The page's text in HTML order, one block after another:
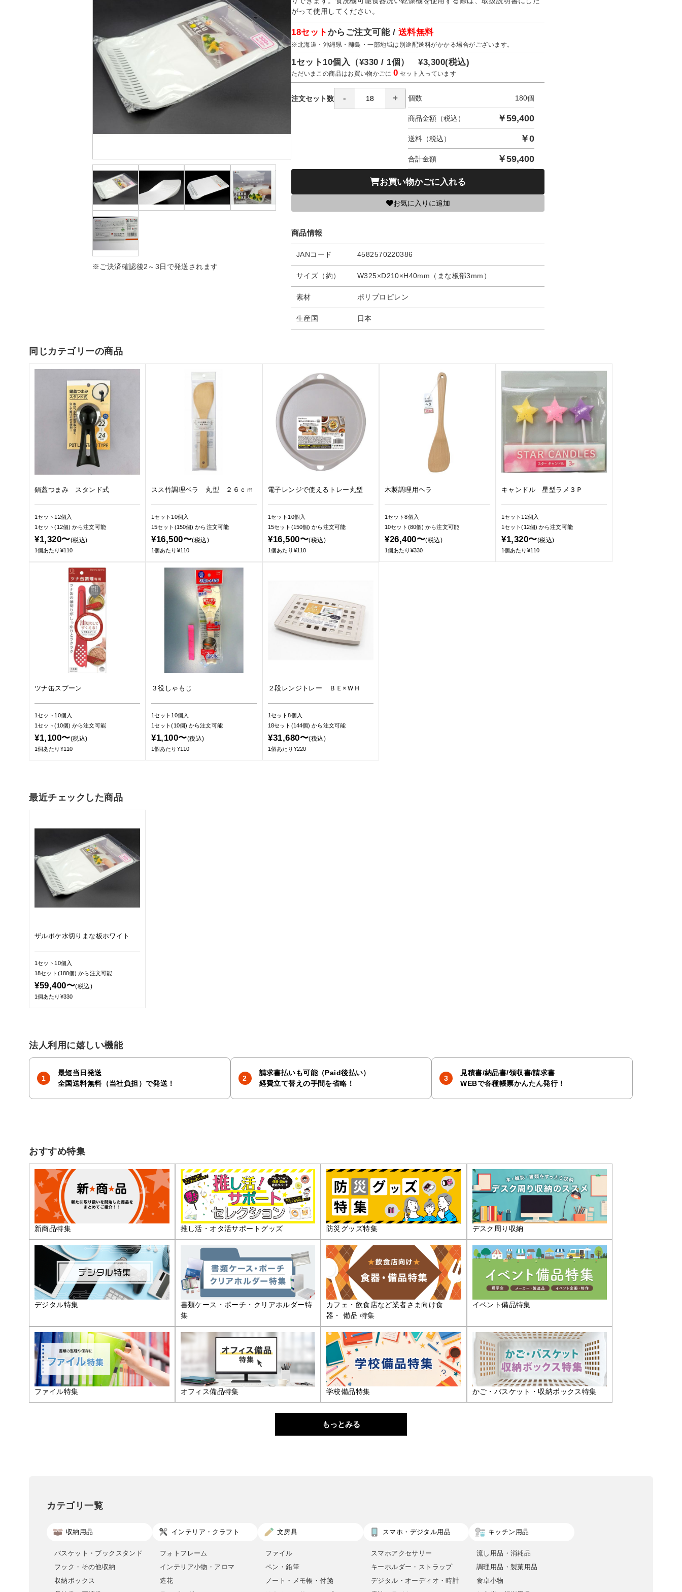
※ご決済確認後2～3日で発送されます
がって使用してください。
18セット からご注文可能 / 送料無料
※北海道・沖縄県・離島・一部地域は別途配送料がかかる場合がございます。
1セット10個入（¥330 / 1個）¥3,300(税込)
ただいまこの商品はお買い物かごに0 セット入っています
注文セット数 個数 180個
商品金額（税込） ￥59,400
送料（税込） ￥0
合計金額 ￥59,400
お買い物かごに入れる
お気に入りに追加
商品情報
JANコード 4582570220386
サイズ（約） W325×D210×H40mm（まな板部3mm）
素材 ポリプロピレン
生産国 日本
同じカテゴリーの商品
鍋蓋つまみ スタンド式
1セット12個入
1セット(12個)から注文可能
¥1,320〜(税込)
1個あたり¥110
スス竹調理ベラ 丸型 ２６ｃｍ
1セット10個入
15セット(150個)から注文可能
¥16,500〜(税込)
1個あたり¥110
電子レンジで使えるトレー丸型
1セット10個入
15セット(150個)から注文可能
¥16,500〜(税込)
1個あたり¥110
木製調理用ヘラ
1セット8個入
10セット(80個)から注文可能
¥26,400〜(税込)
1個あたり¥330
キャンドル 星型ラメ３Ｐ
1セット12個入
1セット(12個)から注文可能
¥1,320〜(税込)
1個あたり¥110
ツナ缶スプーン
1セット10個入
1セット(10個)から注文可能
¥1,100〜(税込)
1個あたり¥110
３役しゃもじ
1セット10個入
1セット(10個)から注文可能
¥1,100〜(税込)
1個あたり¥110
２段レンジトレー ＢＥ×ＷＨ
1セット8個入
18セット(144個)から注文可能
¥31,680〜(税込)
1個あたり¥220
最近チェックした商品
ザルポケ水切りまな板ホワイト
1セット10個入
18セット(180個)から注文可能
¥59,400〜(税込)
1個あたり¥330
法人利用に嬉しい機能
最短当日発送
全国送料無料（当社負担）で発送！
請求書払いも可能（Paid後払い）
経費立て替えの手間を省略！
見積書/納品書/領収書/請求書
WEBで各種帳票かんたん発行！
おすすめ特集
新商品特集 推し活・オタ活サポートグッズ 防災グッズ特集 デスク周り収納
デジタル特集
書類ケース・ポーチ・クリアホルダー特
集
カフェ・飲食店など業者さま向け食
器・ 備品 特集
イベント備品特集
ファイル特集 オフィス備品特集 学校備品特集 かご・バスケット・収納ボックス特集
もっとみる
カテゴリ一覧
収納用品
バスケット・ブックスタンド
フック・その他収納
収納ボックス
インテリア・クラフト
フォトフレーム
インテリア小物・アロマ
造花
文房具
ファイル
ペン・鉛筆
ノート・メモ帳・付箋
スマホ・デジタル用品
スマホアクセサリー
キーホルダー・ストラップ
デジタル・オーディオ・時計
キッチン用品
流し用品・消耗品
調理用品・製菓用品
食卓小物